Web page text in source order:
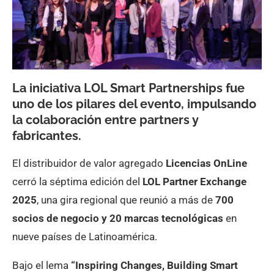
La iniciativa LOL Smart Partnerships fue
uno de los pilares del evento, impulsando
la colaboración entre partners y
fabricantes.
El distribuidor de valor agregado Licencias OnLine
cerró la séptima edición del LOL Partner Exchange
2025, una gira regional que reunió a más de 700
socios de negocio y 20 marcas tecnológicas en
nueve países de Latinoamérica.
Bajo el lema “Inspiring Changes, Building Smart